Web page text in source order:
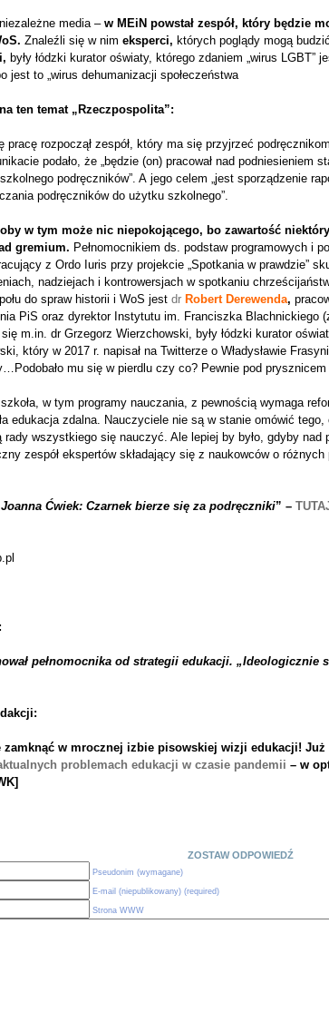
media –w MEiN powstał zespół, który będzie
Znaleźli się w nim eksperci, których poglądy mogą
były łódzki kurator oświaty, którego zdaniem „wirus
jest to „wirus dehumanizacji społeczeństwa
ten temat „Rzeczpospolita”:
pracę rozpoczął zespół, który ma się przyjrzeć
podało, że „będzie (on) pracował nad podniesieniem
podręczników”. A jego celem „jest sporządzenie
podręczników do użytku szkolnego”.
w tym może nic niepokojącego, bo zawartość
gremium. Pełnomocnikiem ds. podstaw programowych i
z Ordo Iuris przy projekcie „Spotkania w prawdzie”
nadziejach i kontrowersjach w spotkaniu
do spraw historii i WoS jest dr Robert Derewenda,
PiS oraz dyrektor Instytutu im. Franciszka Blachnickiego
się m.in. dr Grzegorz Wierzchowski, były łódzki kurator
który w 2017 r. napisał na Twitterze o Władysławie
mu się w pierdlu czy co? Pewnie pod
w tym programy nauczania, z pewnością wymaga
edukacja zdalna. Nauczyciele nie są w stanie omówić
rady wszystkiego się nauczyć. Ale lepiej by było, gdyby nad
zespół ekspertów składający się z naukowców o różnych
Joanna Ćwiek: Czarnek bierze się za podręczniki” –
pełnomocnika od strategii edukacji. „Ideologicznie
zamknąć w mrocznej izbie pisowskiej wizji edukacji! Już
problemach edukacji w czasie pandemii – w
ZOSTAW ODPOWIEDŹ
Pseudonim (wymagane)
E-mail (niepublikowany) (required)
Strona WWW